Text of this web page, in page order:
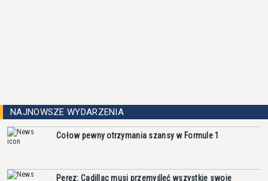
NAJNOWSZE WYDARZENIA
Cołow pewny otrzymania szansy w Formule 1
Perez: Cadillac musi przemyśleć wszystkie swoje